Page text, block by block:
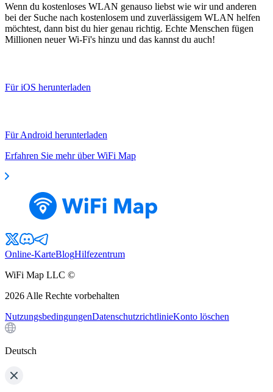
Wenn du kostenloses WLAN genauso liebst wie wir und anderen
bei der Suche nach kostenlosem und zuverlässigem WLAN helfen
möchtest, dann bist du hier genau richtig. Echte Menschen fügen
Millionen neuer Wi-Fi's hinzu und das kannst du auch!
Für iOS herunterladen
Für Android herunterladen
Erfahren Sie mehr über WiFi Map
Online-KarteBlogHilfezentrum
WiFi Map LLC ©
2026 Alle Rechte vorbehalten
NutzungsbedingungenDatenschutzrichtlinieKonto löschen
Deutsch